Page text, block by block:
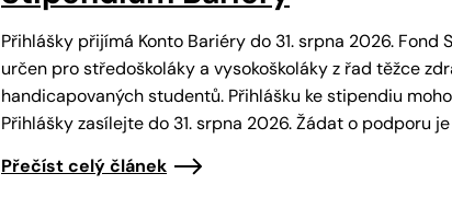
Přihlášky přijímá Konto Bariéry do 31. srpna 2026. Fond
určen pro středoškoláky a vysokoškoláky z řad těžce
handicapovaných studentů. Přihlášku ke stipendiu
Přihlášky zasílejte do 31. srpna 2026. Žádat o podporu
Přečíst celý článek